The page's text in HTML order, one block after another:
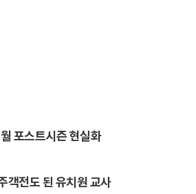
포스트시즌 현실화
객전도 된 유치원 교사